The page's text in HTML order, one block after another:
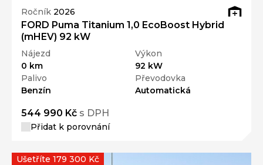
Ročník 2026
FORD Puma Titanium 1,0 EcoBoost Hybrid
(mHEV) 92 kW
Nájezd
0 km
Výkon
92 kW
Palivo
Benzín
Převodovka
Automatická
544 990 Kč s DPH
Přidat k porovnání
Ušetříte 179 300 Kč